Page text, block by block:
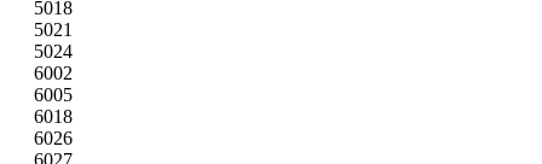
5018
5021
5024
6002
6005
6018
6026
6027